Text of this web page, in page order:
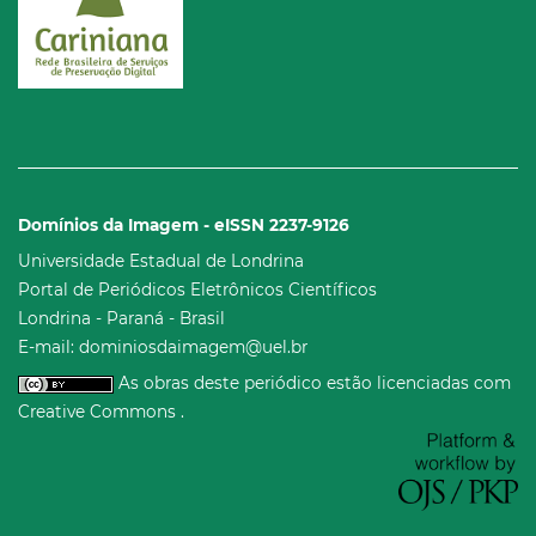
Domínios da Imagem - eISSN 2237-9126
Universidade Estadual de Londrina
Portal de Periódicos Eletrônicos Científicos
Londrina - Paraná - Brasil
E-mail: dominiosdaimagem@uel.br
As obras deste periódico estão licenciadas com
Creative Commons .